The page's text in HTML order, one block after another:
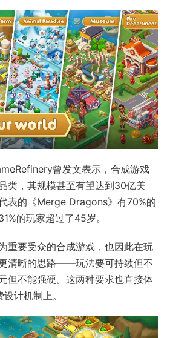
曾发文表示，合成游戏
类，其规模甚至有望达到30亿美
表的《Merge Dragons》有70%的
的玩家超过了45岁。
重要受众的合成游戏，也因此在玩
清晰的思路——玩法要可持续但不
但不能强硬。这两种要求也直接体
计机制上。